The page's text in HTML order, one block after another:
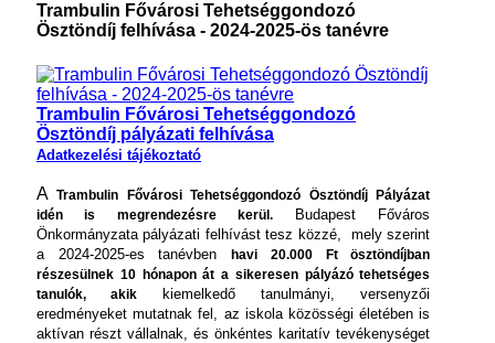
Trambulin Fővárosi Tehetséggondozó
Ösztöndíj felhívása - 2024-2025-ös tanévre
Trambulin Fővárosi Tehetséggondozó
Ösztöndíj pályázati felhívása
Adatkezelési tájékoztató
A Trambulin Fővárosi Tehetséggondozó Ösztöndíj Pályázat
idén is megrendezésre kerül.
Budapest Főváros
Önkormányzata pályázati felhívást tesz közzé,
mely szerint
a 2024-2025-es tanévben
havi 20.000 Ft ösztöndíjban
részesülnek 10 hónapon át a sikeresen pályázó tehetséges
tanulók, akik kiemelkedő tanulmányi, versenyzői
eredményeket mutatnak fel, az iskola közösségi életében is
aktívan részt vállalnak, és önkéntes karitatív tevékenységet